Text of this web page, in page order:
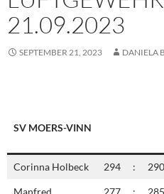
21.09.2023
SEPTEMBER 21, 2023 DANIELA
SV MOERS-VINN
Corinna Holbeck 294 : 290
Manfred
277 : 285